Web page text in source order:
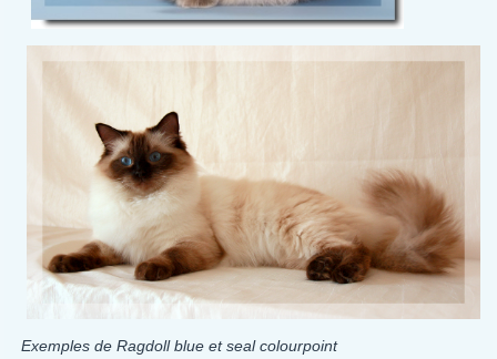
Exemples de Ragdoll blue et seal colourpoint